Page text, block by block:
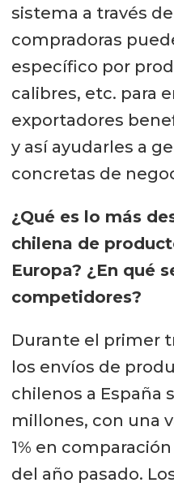
sistema a través
compradoras
específico por
calibres, etc. para
exportadores
y así ayudarles a
concretas de
¿Qué es lo más
chilena de
Europa? ¿En qué
competidores?
Durante el primer
los envíos de
chilenos a España
millones, con una
1% en
del año pasado.